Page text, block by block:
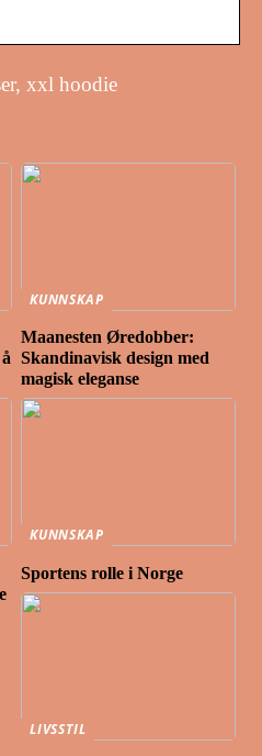
xxl hoodie
KUNNSKAP
Maanesten Øredobber:
Skandinavisk design med
magisk eleganse
KUNNSKAP
Sportens rolle i Norge
LIVSSTIL